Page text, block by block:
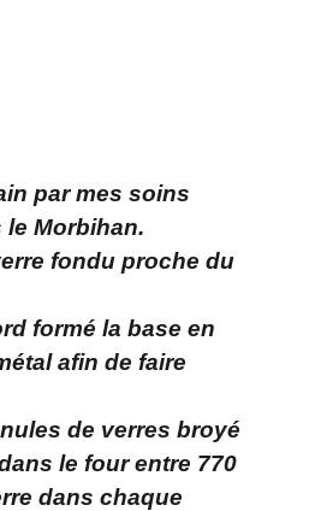
par mes soins
le Morbihan.
fondu proche du
formé la base en
afin de faire
de verres broyé
le four entre 770
dans chaque